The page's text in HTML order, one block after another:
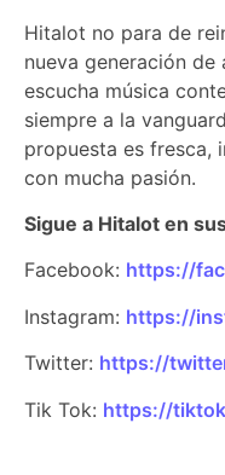
Hitalot no para de
nueva generación
escucha música
siempre a la
propuesta es fresca,
con mucha pasión.
Sigue a Hitalot en
Facebook: https://
Instagram: https://
Twitter: https://
Tik Tok: https://